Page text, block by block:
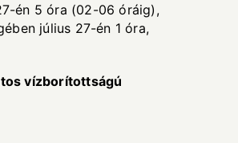
én 5 óra (02-06 óráig),
július 27-én 1 óra,
vízborítottságú